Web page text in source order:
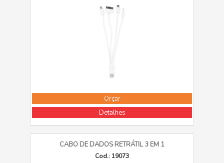
Orçar
Detalhes
CABO DE DADOS RETRÁTIL 3 EM 1
Cod.: 19073